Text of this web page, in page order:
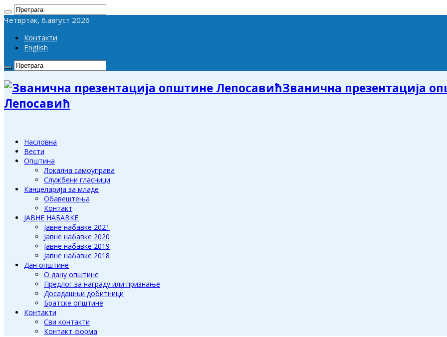
Четвртак, 6.август 2026
Контакти
English
Званична презентација
Лепосавић
Насловна
Вести
Општина
Локална самоуправа
Службени гласници
Канцеларија за младе
Обавештења
Контакт
ЈАВНЕ НАБАВКЕ
Јавне набавке 2021
Јавне набавке 2020
Јавне набавке 2019
Јавне набавке 2018
Дан општине
О дану општине
Предлог за награду или признање
Досадашњи добитници
Братске општине
Контакти
Сви контакти
Контакт форма